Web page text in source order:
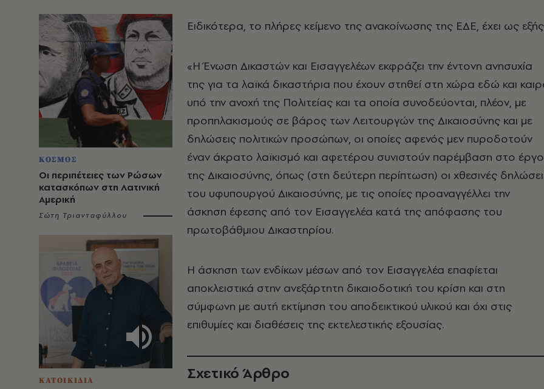
ΚΟΣΜΟΣ
Οι περιπέτειες των Ρώσων
κατασκόπων στη Λατινική
Αμερική
Σώτη Τριανταφύλλου
ΚΑΤΟΙΚΙΔΙΑ
Ειδικότερα, το πλήρες κείμενο της ανακοίνωσης της ΕΔΕ, έχει ως
«Η Ένωση Δικαστών και Εισαγγελέων εκφράζει την έντονη ανησυχία
της για τα λαϊκά δικαστήρια που έχουν στηθεί στη χώρα εδώ και
υπό την ανοχή της Πολιτείας και τα οποία συνοδεύονται, πλέον, με
προπηλακισμούς σε βάρος των Λειτουργών της Δικαιοσύνης και με
δηλώσεις πολιτικών προσώπων, οι οποίες αφενός μεν πυροδοτούν
έναν άκρατο λαϊκισμό και αφετέρου συνιστούν παρέμβαση στο έργο
της Δικαιοσύνης, όπως (στη δεύτερη περίπτωση) οι χθεσινές
του υφυπουργού Δικαιοσύνης, με τις οποίες προαναγγέλλει την
άσκηση έφεσης από τον Εισαγγελέα κατά της απόφασης του
πρωτοβάθμιου Δικαστηρίου.
Η άσκηση των ενδίκων μέσων από τον Εισαγγελέα επαφίεται
αποκλειστικά στην ανεξάρτητη δικαιοδοτική του κρίση και στη
σύμφωνη με αυτή εκτίμηση του αποδεικτικού υλικού και όχι στις
επιθυμίες και διαθέσεις της εκτελεστικής εξουσίας.
Σχετικό Άρθρο